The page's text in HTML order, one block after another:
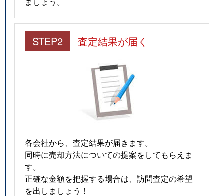
STEP2 査定結果が届く
各会社から、査定結果が届きます。
同時に売却方法についての提案をしてもらえま
す。
正確な金額を把握する場合は、訪問査定の希望
を出しましょう！